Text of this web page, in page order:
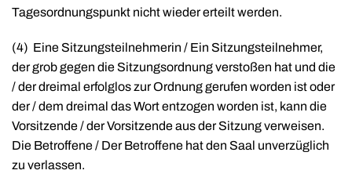
Tagesordnungspunkt nicht wieder erteilt werden.
(4) Eine Sitzungsteilnehmerin / Ein Sitzungsteilnehmer,
der grob gegen die Sitzungsordnung verstoßen hat und die
/ der dreimal erfolglos zur Ordnung gerufen worden ist oder
der / dem dreimal das Wort entzogen worden ist, kann die
Vorsitzende / der Vorsitzende aus der Sitzung verweisen.
Die Betroffene / Der Betroffene hat den Saal unverzüglich
zu verlassen.